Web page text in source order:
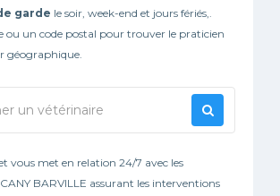
garde le soir, week-end et jours fériés,.
ou un code postal pour trouver le praticien
géographique.
vous met en relation 24/7 avec les
BARVILLE assurant les interventions